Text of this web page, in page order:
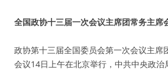
全国政协十三届一次会议主席团常务主席
政协第十三届全国委员会第一次会议主席
会议14日上午在北京举行，中共中央政治